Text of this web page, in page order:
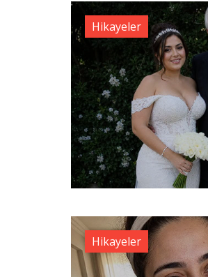
Hikayeler
Hikayeler